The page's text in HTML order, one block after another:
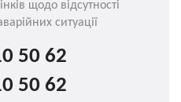
щодо відсутності
ситуації
50 62
50 62